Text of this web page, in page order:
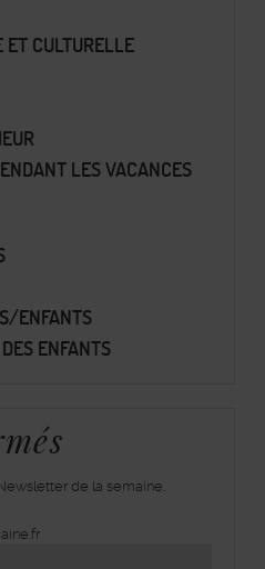
ET CULTURELLE
LES VACANCES
ENFANTS
ENFANTS
de la semaine.